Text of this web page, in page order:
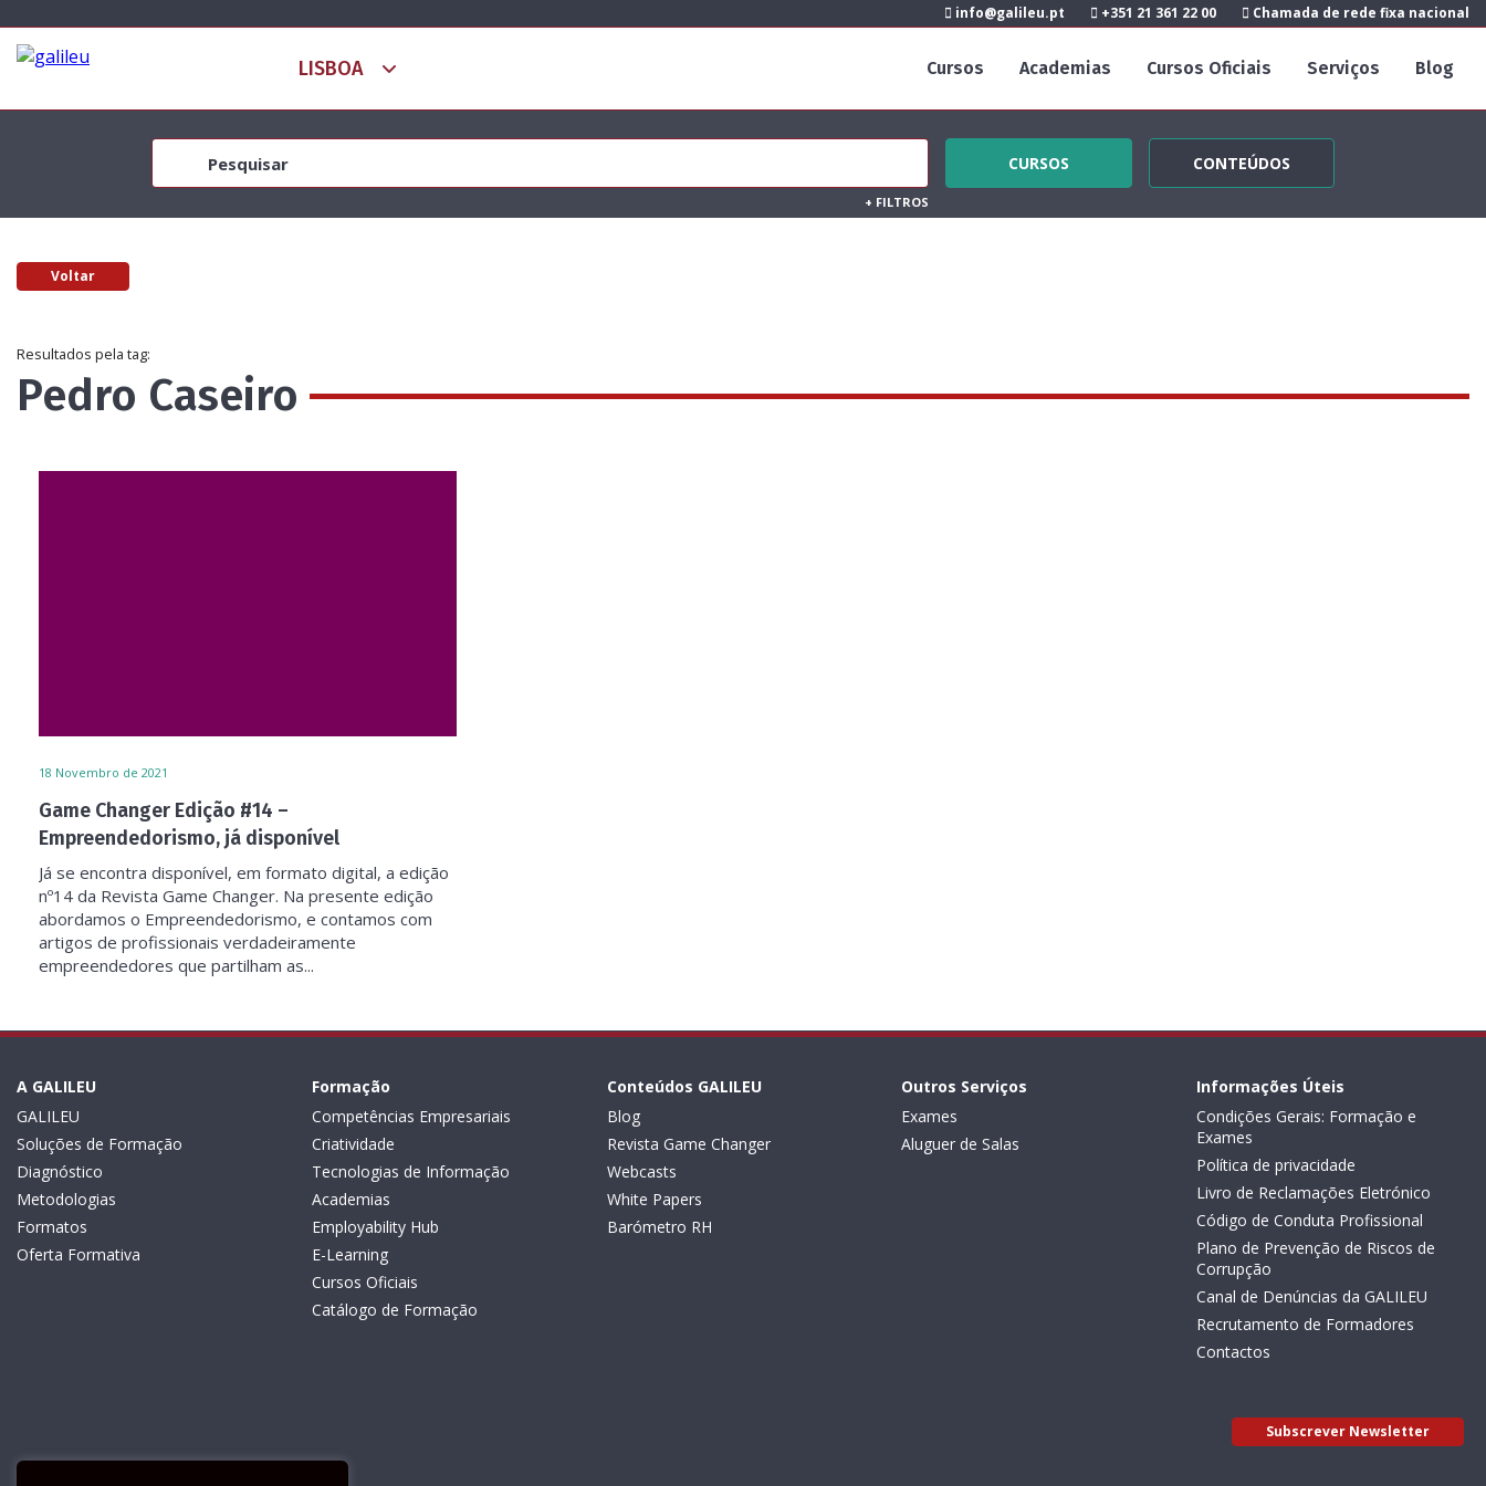
info@galileu.pt +351 21 361 22 00 Chamada de rede fixa nacional
Cursos Academias Cursos Oficiais Serviços Blog
CURSOS CONTEÚDOS
+ FILTROS
Voltar
Resultados pela tag:
Pedro Caseiro
18 Novembro de 2021
Game Changer Edição #14 –
Empreendedorismo, já disponível
Já se encontra disponível, em formato digital, a edição
nº14 da Revista Game Changer. Na presente edição
abordamos o Empreendedorismo, e contamos com
artigos de profissionais verdadeiramente
empreendedores que partilham as...
A GALILEU
GALILEU
Soluções de Formação
Diagnóstico
Metodologias
Formatos
Oferta Formativa
Formação
Competências Empresariais
Criatividade
Tecnologias de Informação
Academias
Employability Hub
E-Learning
Cursos Oficiais
Catálogo de Formação
Conteúdos GALILEU
Blog
Revista Game Changer
Webcasts
White Papers
Barómetro RH
Outros Serviços
Exames
Aluguer de Salas
Informações Úteis
Condições Gerais: Formação e
Exames
Política de privacidade
Livro de Reclamações Eletrónico
Código de Conduta Profissional
Plano de Prevenção de Riscos de
Corrupção
Canal de Denúncias da GALILEU
Recrutamento de Formadores
Contactos
Subscrever Newsletter